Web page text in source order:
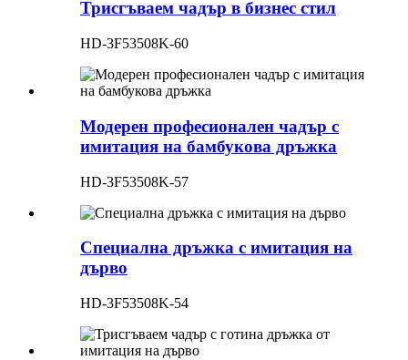
Трисгъваем чадър в бизнес стил
HD-3F53508K-60
Модерен професионален чадър с
имитация на бамбукова дръжка
HD-3F53508K-57
Специална дръжка с имитация на
дърво
HD-3F53508K-54